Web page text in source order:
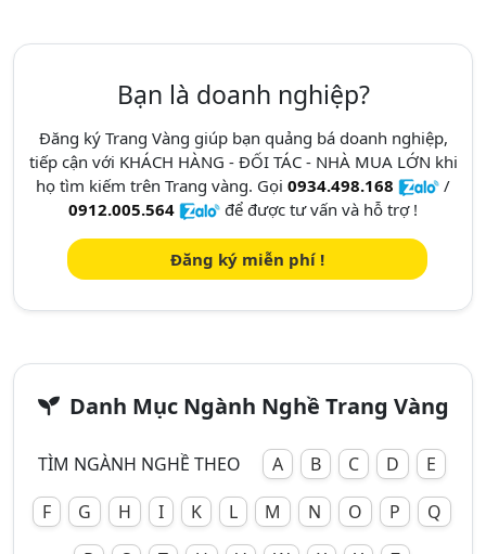
Bạn là doanh nghiệp?
Đăng ký Trang Vàng giúp bạn quảng bá doanh nghiệp,
tiếp cận với KHÁCH HÀNG - ĐỐI TÁC - NHÀ MUA LỚN khi
họ tìm kiếm trên Trang vàng. Gọi 0934.498.168
/
0912.005.564
để được tư vấn và hỗ trợ !
Đăng ký miễn phí !
Danh Mục Ngành Nghề Trang Vàng
TÌM NGÀNH NGHỀ THEO A B C D
E
F
G H I K L M N O P
Q